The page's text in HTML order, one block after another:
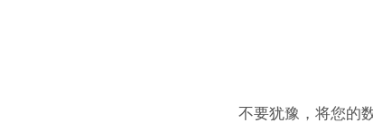
不要犹豫，将您的